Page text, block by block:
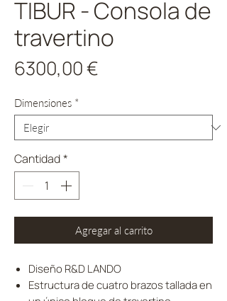
TIBUR - Consola de
travertino
6300,00 €
Dimensiones *
Cantidad*
Agregar al carrito
Diseño R&D LANDO
Estructura de cuatro brazos tallada en